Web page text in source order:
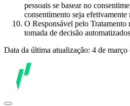
pessoais se basear no
consentimento seja efetivamente
O Responsável pelo Tratamento
tomada de decisão
Data da última atualização: 4 de março